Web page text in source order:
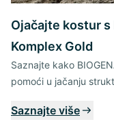
Ojačajte kostur s
Komplex Gold
Saznajte kako
pomoći u jačanju
Saznajte više